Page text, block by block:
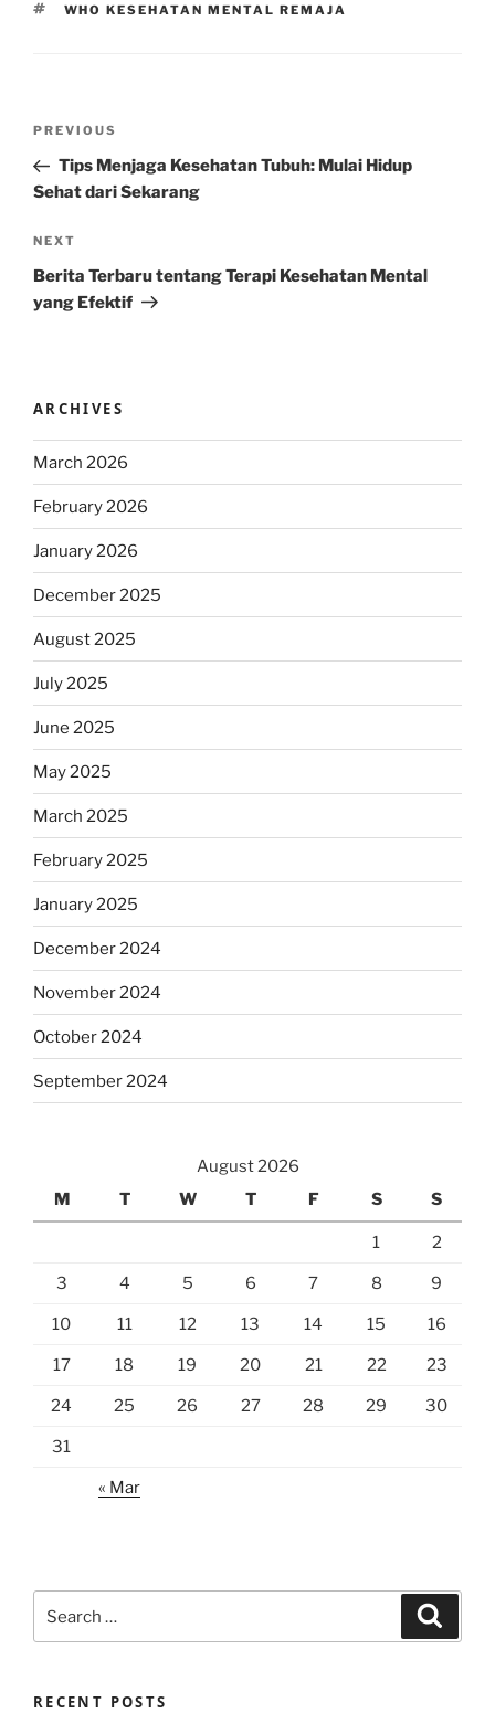
TAGS
WHO KESEHATAN MENTAL REMAJA
Previous
Post
PREVIOUS
Tips Menjaga Kesehatan Tubuh: Mulai Hidup
Sehat dari Sekarang
Next
Post
NEXT
Berita Terbaru tentang Terapi Kesehatan Mental
yang Efektif
ARCHIVES
March 2026
February 2026
January 2026
December 2025
August 2025
July 2025
June 2025
May 2025
March 2025
February 2025
January 2025
December 2024
November 2024
October 2024
September 2024
August 2026
M
T W T F S S
1 2
3 4 5 6 7 8 9
10 11 12 13 14 15 16
17 18 19 20 21 22 23
24 25 26 27 28 29 30
31
« Mar
for:
RECENT POSTS